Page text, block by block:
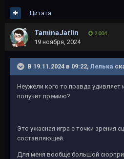
Цитата
TaminaJarlin 2 004
19 ноября, 2024
В 19.11.2024 в 09:22, Лелька
Неужели кого то правда удивляет
получит премию?
Это ужасная игра с точки зрения
составляющей.
Для меня вообще большой